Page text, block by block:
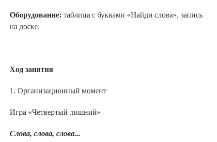
Оборудование: таблица с буквами «Найди слова», запись
на доске.
Ход занятия
1. Организационный момент
Игра «Четвертый лишний»
Слова, слова, слова...